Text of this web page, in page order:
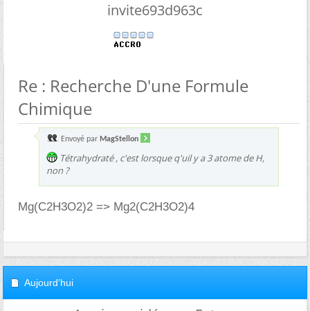
invite693d963c
Re : Recherche D'une Formule
Chimique
Envoyé par MagStellon
Tétrahydraté , c'est lorsque q'uil y a 3 atome de H,
non ?
Mg(C2H3O2)2 => Mg2(C2H3O2)4
Aujourd'hui